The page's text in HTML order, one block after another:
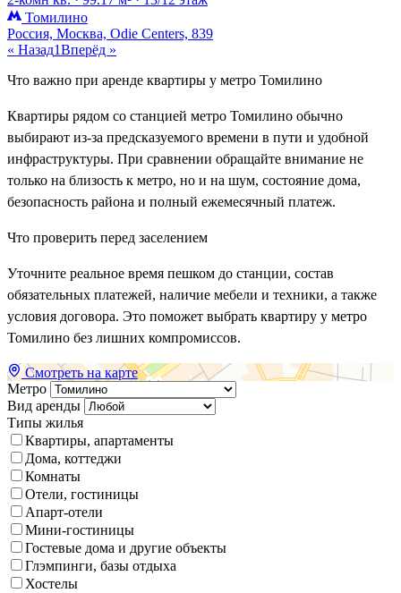
Томилино
Россия, Москва, Odie Centers, 839
« Назад1Вперёд »
Что важно при аренде квартиры у метро Томилино
Квартиры рядом со станцией метро Томилино обычно
выбирают из-за предсказуемого времени в пути и удобной
инфраструктуры. При сравнении обращайте внимание не
только на близость к метро, но и на шум, состояние дома,
безопасность района и полный ежемесячный платеж.
Что проверить перед заселением
Уточните реальное время пешком до станции, состав
обязательных платежей, наличие мебели и техники, а также
условия договора. Это поможет выбрать квартиру у метро
Томилино без лишних компромиссов.
Смотреть на карте
Метро
Вид аренды
Типы жилья
Квартиры, апартаменты
Дома, коттеджи
Комнаты
Отели, гостиницы
Апарт-отели
Мини-гостиницы
Гостевые дома и другие объекты
Глэмпинги, базы отдыха
Хостелы